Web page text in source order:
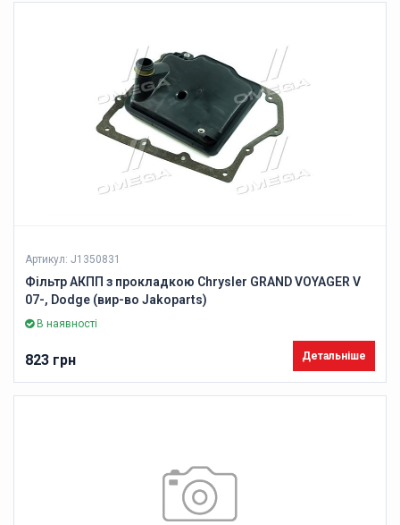
Артикул: J1350831
Фільтр АКПП з прокладкою Chrysler GRAND VOYAGER V
07-, Dodge (вир-во Jakoparts)
В наявності
823 грн Детальніше